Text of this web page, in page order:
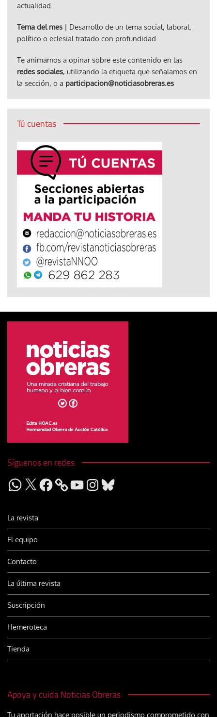
actualidad.
Tema del mes | Desarrollo de un tema social, laboral,
político o eclesial tratado con profundidad.
Te animamos a opinar sobre este contenido en las
redes sociales, utilizando la etiqueta que señalamos en
la sección, o a participacion@noticiasobreras.es
Tú cuentas
Síguenos en redes
WhatsApp
X Facebook YouTubeInstagram
Bluesky
La revista
El equipo
Contacto
La última revista
Suscripción
Hemeroteca
Tienda
Apoya y cuida Noticias Obreras
Tu aportación hace posible un periodismo comprometido con